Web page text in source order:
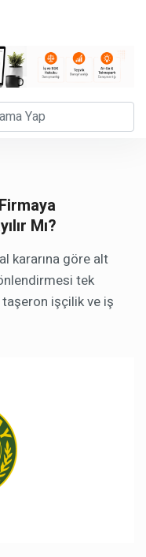
Mı?
kararına göre alt
tek
taşeron işçilik ve iş